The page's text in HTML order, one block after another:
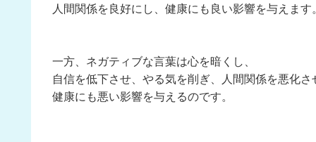
人間関係を良好にし、健康にも良い影響を与えます
一方、ネガティブな言葉は心を暗くし、
自信を低下させ、やる気を削ぎ、人間関係を悪化さ
健康にも悪い影響を与えるのです。